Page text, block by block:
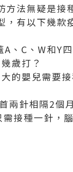
法無疑是接
有以下幾款
、C、W和Y
歲打？
嬰兒需要接
針相隔2個
接種一針，